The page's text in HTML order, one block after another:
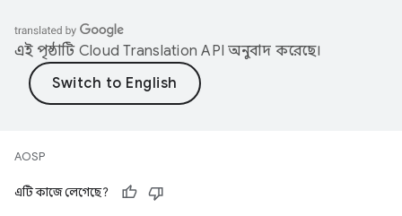
এই পৃষ্ঠাটি Cloud Translation API অনুবাদ করেছে।
AOSP
এটি কাজে লেগেছে?